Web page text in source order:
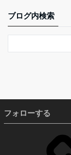
ブログ内検索
フォローする